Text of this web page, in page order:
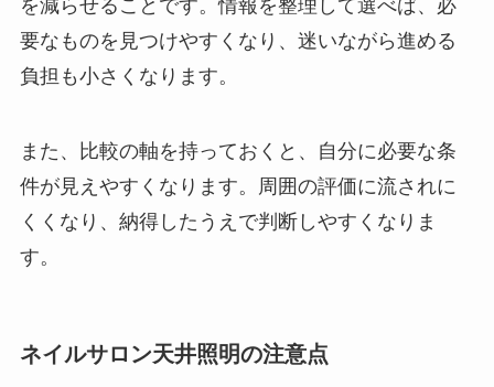
を減らせることです。情報を整理して選べば、必
要なものを見つけやすくなり、迷いながら進める
負担も小さくなります。
また、比較の軸を持っておくと、自分に必要な条
件が見えやすくなります。周囲の評価に流されに
くくなり、納得したうえで判断しやすくなりま
す。
ネイルサロン天井照明の注意点